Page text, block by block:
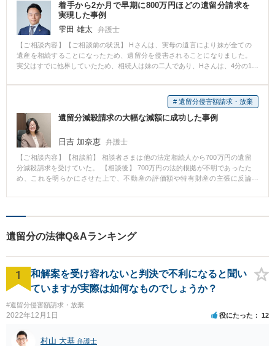
養子縁組無効確認訴訟を申し立てました。 【解決方法、弁護士として果たし
た役割など】 裁判では、養子縁組が無効であることを前提とした遺留分額で
の和解が成立しました。 依頼者の声に耳を傾け、医療記録を丁寧に読み解
き、被相続人が養子縁組をすることが到底できない状況であったことを裁判
官に丁寧に説明をしました。
着手から2か月で早期に800万円ほどの遺留分請求を
実現した事例
雫田 雄太 弁護士
【ご相談内容】【ご相談前の状況】 Hさんは、実母の遺言により妹が全ての
遺産を相続することになったため、遺留分を侵害されることになりました。
実父はすでに他界していたため、相続人は妹の二人であり、Hさんは、4分の1
を知らず、相続開始後にその事実を知らされました。実母が遺言を本当に自
分の自由な意思で作成したのかも分からず、また、自らが何らの遺産も取得
できないことには納得できずにいました。 また、遺産には、複数の預貯金の
他、不動産が含まれており、遺産の調査とその評価額が争点となっていまし
た。Hさんは妹と良好な関係ではなかったことから、自らこれらの争点を整理
できないと考えるに至り、弁護士にご相談に来られました。 【ご相談後の状
況】 弁護士は、まずは丁寧にHさんから話を聞き、事情を整理しました。そ
うしたところ、実母には認知症はなく、公正証書遺言が作られていたこと等
から、遺言自体は有効と言わざるを得ませんでした。一方で、遺産の範囲や
評価額からすると、500万円を超える遺留分があると考えられる状況でした。
ならないよう丁寧に交渉を重ねました。その結果、2回目の面談では概ね双方
の納得のいく内容で合意ができる見通しとなったため、交渉からわずか2か月
来事などを理由として、感情的な議論になりがちです。特に、遺言の内容に
納得ができない場合には、その有効性に疑問を持つなどして、余計に感情的
な話になりやすいといえます。本件では、早期に遺言の有効性などに見通し
を立てて、不必要な感情的議論にせずに建設的な話し合いを進めることがで
きました。 その結果、早期解決により適正な遺留分を取得することができま
いうことができます。
# 遺留分侵害額請求・放棄
遺留分減殺請求の大幅な減額に成功した事例
日吉 加奈恵 弁護士
【ご相談内容】【相談前】 相談者さまは他の法定相続人から700万円の遺留
分減殺請求を受けていた。 【相談後】 700万円の法的根拠が不明であったた
め、これを明らかにさせた上で、不動産の評価額や特有財産の主張に反論
00万円の請求を200万円まで減額することに成功しました。 【先生のコメン
スもあります。 遺留分を請求したいという方、遺留分減殺請求を受けている
という方は、一度弁護士に相談されると良いでしょう。
遺留分の法律Q&Aランキング
1
和解案を受け容れないと判決で不利になると聞い
ていますが実際は如何なものでしょうか？
#遺留分侵害額請求・放棄
2022年12月1日 役にたった 12
村山 大基 弁護士